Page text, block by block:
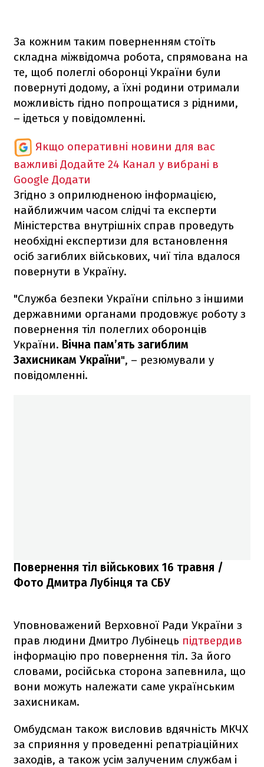
За кожним таким поверненням стоїть
складна міжвідомча робота, спрямована на
те, щоб полеглі оборонці України були
повернуті додому, а їхні родини отримали
можливість гідно попрощатися з рідними,
– ідеться у повідомленні.
Якщо оперативні новини для вас
важливі Додайте 24 Канал у вибрані в
Google Додати
Згідно з оприлюдненою інформацією,
найближчим часом слідчі та експерти
Міністерства внутрішніх справ проведуть
необхідні експертизи для встановлення
осіб загиблих військових, чиї тіла вдалося
повернути в Україну.
"Служба безпеки України спільно з іншими
державними органами продовжує роботу з
повернення тіл полеглих оборонців
України. Вічна пам’ять загиблим
Захисникам України", – резюмували у
повідомленні.
Повернення тіл військових 16 травня /
Фото Дмитра Лубінця та СБУ
Уповноважений Верховної Ради України з
прав людини Дмитро Лубінець підтвердив
інформацію про повернення тіл. За його
словами, російська сторона запевнила, що
вони можуть належати саме українським
захисникам.
Омбудсман також висловив вдячність МКЧХ
за сприяння у проведенні репатріаційних
заходів, а також усім залученим службам і